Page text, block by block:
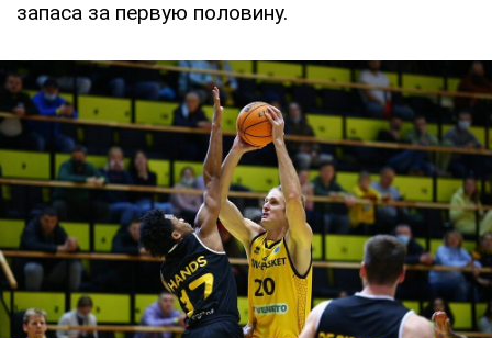
запаса за первую половину.